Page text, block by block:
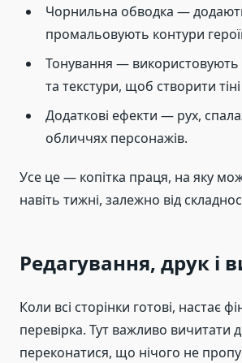
Чорнильна обводка — додають
промальовують контури
Тонування — використовують
та текстури, щоб створити
Додаткові ефекти — рух,
обличчях персонажів.
Усе це — копітка праця, на яку
навіть тижні, залежно від
Редагування, друк і
Коли всі сторінки готові, настає
перевірка. Тут важливо вичитати
переконатися, що нічого не